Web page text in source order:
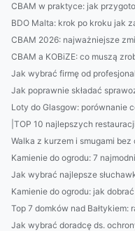
CBAM w praktyce: jak
BDO Malta: krok po kroku jak
CBAM 2026: najważniejsze
CBAM a KOBiZE: co muszą
Jak wybrać firmę od
Jak poprawnie składać
Loty do Glasgow: porównanie
|TOP 10 najlepszych
Walka z kurzem i smugami
Kamienie do ogrodu: 7
Jak wybrać najlepsze
Kamienie do ogrodu: jak
Top 7 domków nad
Jak wybrać doradcę ds.